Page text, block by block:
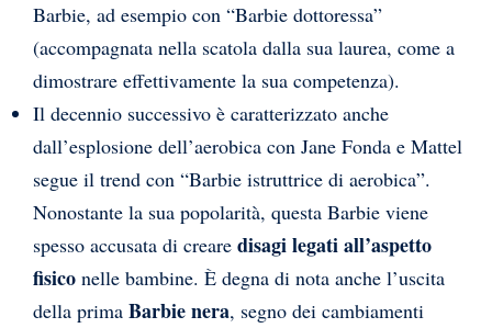
Barbie, ad esempio con “Barbie dottoressa”
(accompagnata nella scatola dalla sua laurea, come a
dimostrare effettivamente la sua competenza).
Il decennio successivo è caratterizzato anche
dall’esplosione dell’aerobica con Jane Fonda e Mattel
segue il trend con “Barbie istruttrice di aerobica”.
Nonostante la sua popolarità, questa Barbie viene
spesso accusata di creare disagi legati all’aspetto
fisico nelle bambine. È degna di nota anche l’uscita
della prima Barbie nera, segno dei cambiamenti